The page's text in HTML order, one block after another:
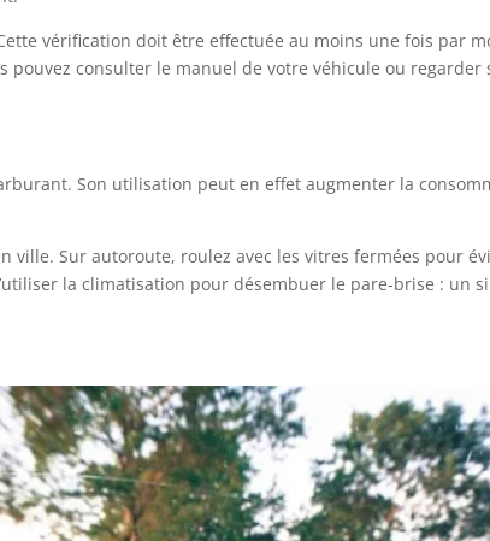
vérification doit être effectuée au moins une fois par
consulter le manuel de votre véhicule ou
Son utilisation peut en effet augmenter la
ville. Sur autoroute, roulez avec les vitres fermées pour
la climatisation pour désembuer le pare-brise : un